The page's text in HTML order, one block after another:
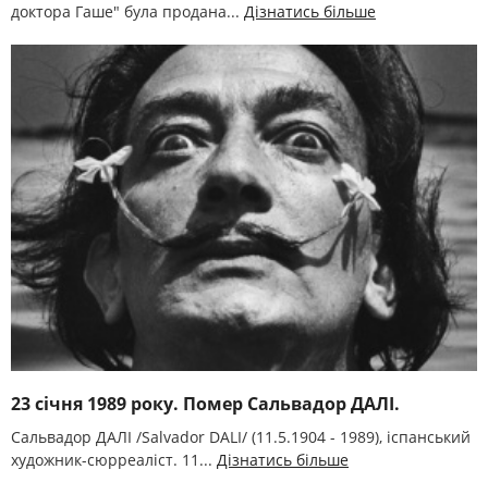
доктора Гаше" була продана... Дізнатись більше
23 січня 1989 року. Помер Сальвадор ДАЛІ.
Сальвадор ДАЛІ /Salvador DALI/ (11.5.1904 - 1989), іспанський
художник-сюрреаліст. 11... Дізнатись більше